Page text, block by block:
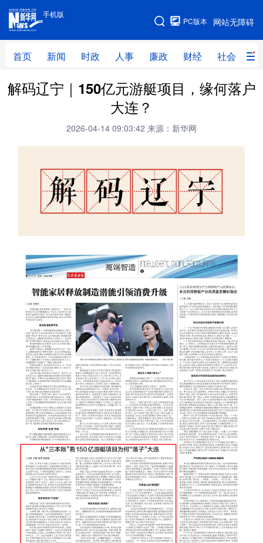
手机版
网站无障碍
PC版本
首页 新闻 时政 人事 廉政 财经 社会 科
手机版
网站地图
首页 新闻 时政 人事
地方频道
北京 天津 河北 山西
辽宁 吉林 上海 江苏
江西
山东 河南 湖北 湖南
广东 广西 海南 重庆
四川 贵州 云南 西藏
陕西 甘肃 青海 宁夏
新疆 内蒙古 黑龙江
多语种频道
English Español Français عربى
Русский язык 日本語 한국어
Deutsch Português
解码辽宁｜150亿元游艇项目，缘何落户
大连？
2026-04-14 09:03:42 来源：新华网